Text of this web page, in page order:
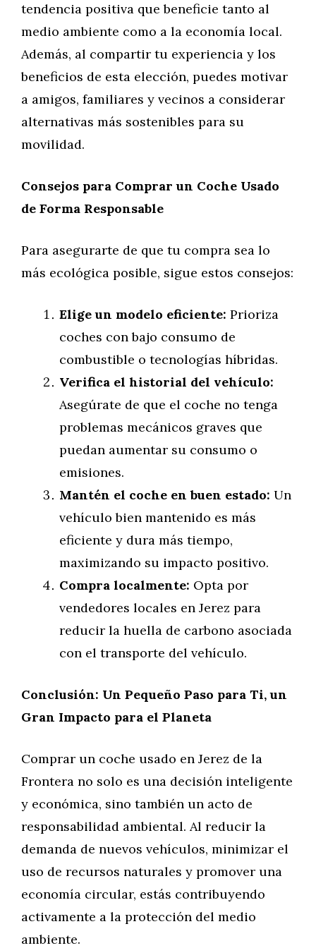
tendencia positiva que beneficie tanto al
medio ambiente como a la economía local.
Además, al compartir tu experiencia y los
beneficios de esta elección, puedes motivar
a amigos, familiares y vecinos a considerar
alternativas más sostenibles para su
movilidad.
Consejos para Comprar un Coche Usado
de Forma Responsable
Para asegurarte de que tu compra sea lo
más ecológica posible, sigue estos consejos:
Elige un modelo eficiente: Prioriza
coches con bajo consumo de
combustible o tecnologías híbridas.
Verifica el historial del vehículo:
Asegúrate de que el coche no tenga
problemas mecánicos graves que
puedan aumentar su consumo o
emisiones.
Mantén el coche en buen estado: Un
vehículo bien mantenido es más
eficiente y dura más tiempo,
maximizando su impacto positivo.
Compra localmente: Opta por
vendedores locales en Jerez para
reducir la huella de carbono asociada
con el transporte del vehículo.
Conclusión: Un Pequeño Paso para Ti, un
Gran Impacto para el Planeta
Comprar un coche usado en Jerez de la
Frontera no solo es una decisión inteligente
y económica, sino también un acto de
responsabilidad ambiental. Al reducir la
demanda de nuevos vehículos, minimizar el
uso de recursos naturales y promover una
economía circular, estás contribuyendo
activamente a la protección del medio
ambiente.